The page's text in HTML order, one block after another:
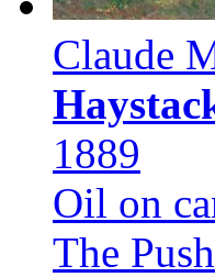
Claude
1889
Oil on
The